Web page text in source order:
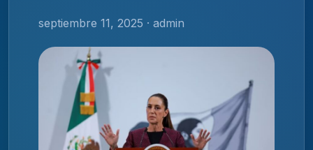
septiembre 11, 2025 · admin